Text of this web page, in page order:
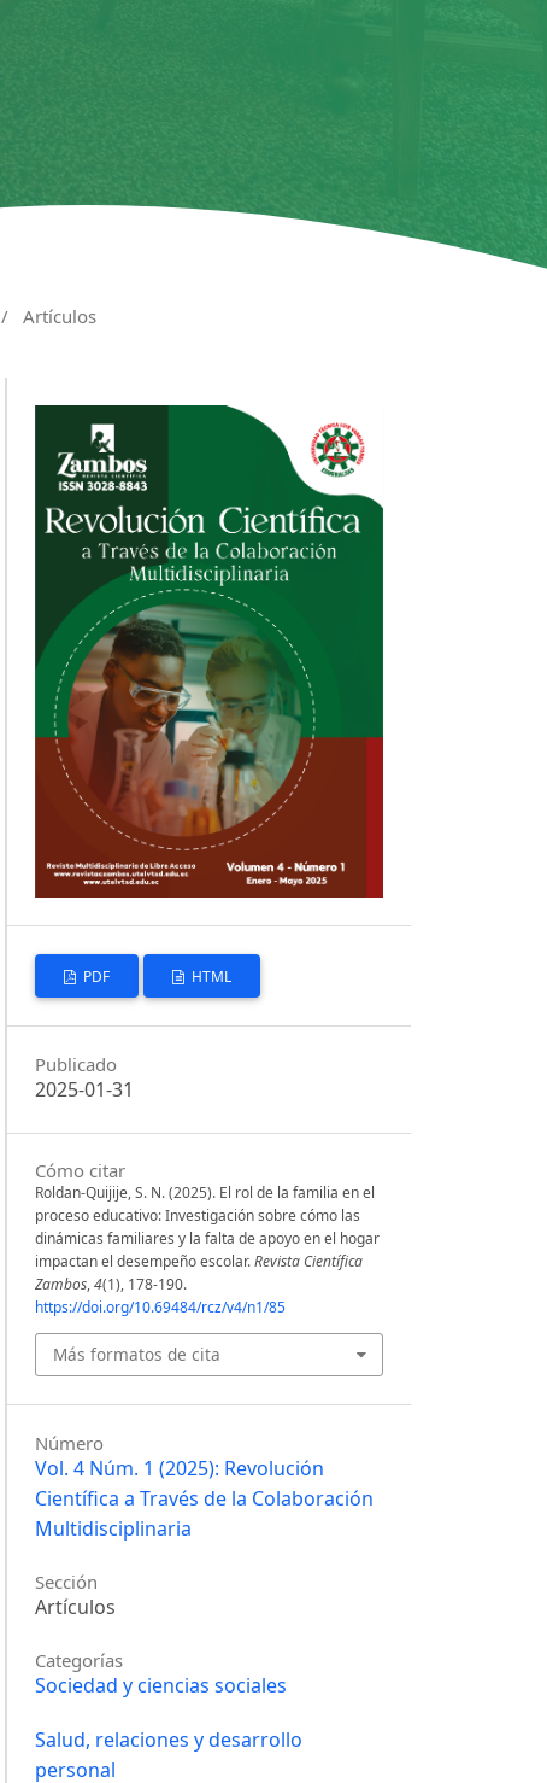
/ Artículos
PDF HTML
Publicado
2025-01-31
Cómo citar
Roldan-Quijije, S. N. (2025). El rol de la familia en el
proceso educativo: Investigación sobre cómo las
dinámicas familiares y la falta de apoyo en el hogar
impactan el desempeño escolar.Revista Científica
Zambos,4(1), 178-190.
https://doi.org/10.69484/rcz/v4/n1/85
Más formatos de cita
Número
Vol. 4 Núm. 1 (2025): Revolución
Científica a Través de la Colaboración
Multidisciplinaria
Sección
Artículos
Categorías
Sociedad y ciencias sociales
Salud, relaciones y desarrollo
personal